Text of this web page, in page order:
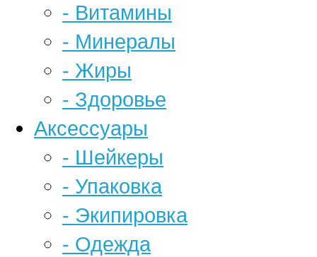
- Витамины
- Минералы
- Жиры
- Здоровье
Аксессуары
- Шейкеры
- Упаковка
- Экипировка
- Одежда